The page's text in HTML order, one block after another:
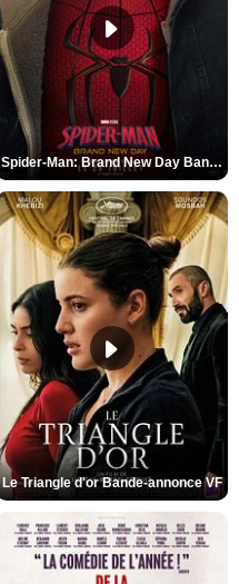
Spider-Man: Brand New Day Bande-annonce VO STFR
Le Triangle d'or Bande-annonce VF